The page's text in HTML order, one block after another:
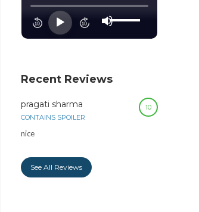
Audio
Player
Up/Down
Arrow
to
Recent Reviews
10
pragati sharma
CONTAINS SPOILER
nice
See All Reviews